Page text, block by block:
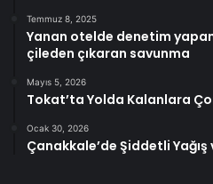
Temmuz 8, 2025
Yanan otelde denetim
çileden çıkaran savunma
Mayıs 5, 2026
Tokat’ta Yolda Kalanlara
Ocak 30, 2026
Çanakkale’de Şiddetli Yağış